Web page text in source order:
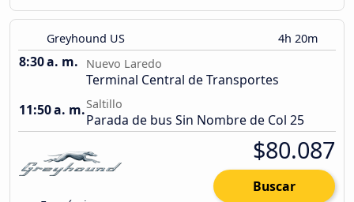
Greyhound US 4h 20m
8:30 a. m. Nuevo Laredo
Terminal Central de Transportes
11:50 a. m.Saltillo
Parada de bus Sin Nombre de Col 25
$80.087
Buscar